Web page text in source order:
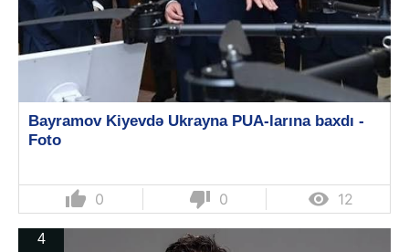
Bayramov Kiyevdə Ukrayna PUA-larına baxdı -
Foto
thumb_up 0 thumb_down 0  12
4